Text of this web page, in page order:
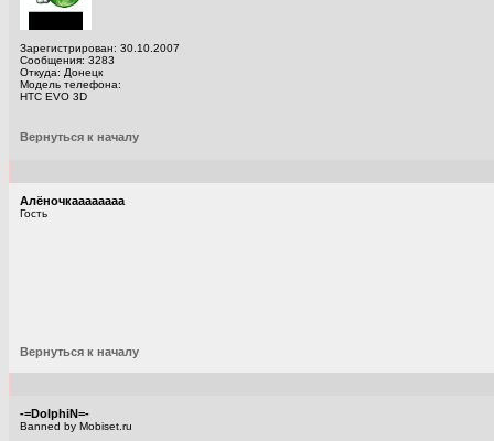
Зарегистрирован: 30.10.2007
Сообщения: 3283
Откуда: Донецк
Модель телефона:
HTC EVO 3D
Вернуться к началу
Алёночкаааааааа
Гость
Вернуться к началу
-=DolphiN=-
Banned by Mobiset.ru